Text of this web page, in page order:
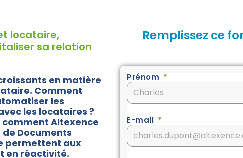
locataire,
sa relation
en matière
Comment
les
les locataires ?
comment Altexence
Documents
permettent aux
en réactivité.
Remplissez ce
Prénom
E-mail